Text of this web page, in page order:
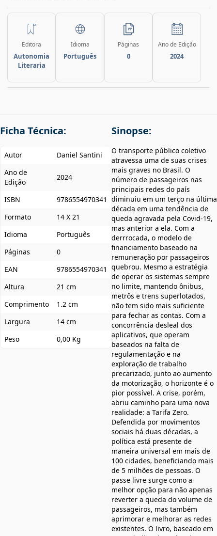
Editora
Autonomia
Literaria
Idioma
Português
Páginas
0
Ano de Edição
2024
Ficha Técnica:
Autor
Daniel Santini
Ano de
Edição
2024
ISBN
9786554970341
Formato
14 X 21
Idioma
Português
Páginas
0
EAN
9786554970341
Altura
21 cm
Comprimento
1.2 cm
Largura
14 cm
Peso
0,00 Kg
Sinopse:
O transporte público coletivo
atravessa uma de suas crises
mais graves no Brasil. O
número de passageiros nas
principais redes do país
diminuiu em um terço na última
década em uma tendência de
queda agravada pela Covid-19,
mas anterior a ela. Com a
derrrocada, o modelo de
financiamento baseado na
remuneração por passageiros
quebrou. Mesmo a estratégia
de operar os sistemas sempre
no limite, mantendo ônibus,
metrôs e trens superlotados,
não tem sido mais suficiente
para fechar as contas. Com a
concorrência desleal dos
aplicativos, que operam
baseados na falta de
regulamentação e na
exploração de trabalho
precarizado, junto ao aumento
da motorização, o horizonte é o
pior possível. A crise, porém,
abriu caminho para uma nova
realidade: a Tarifa Zero.
Defendida por movimentos
sociais há duas décadas, a
política está presente de
maneira universal em mais de
100 cidades, beneficiando mais
de 5 milhões de pessoas. O
passe livre surge como a
melhor opção para não apenas
reverter a queda do volume de
passageiros, mas também
aprimorar e melhorar as redes
existentes. O livro, baseado em